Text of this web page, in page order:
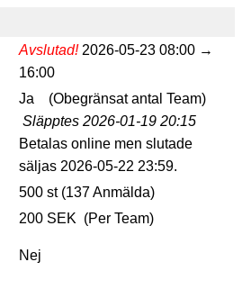
Avslutad!2026-05-23 08:00 →
16:00
Ja (Obegränsat antal Team)
Släpptes 2026-01-19 20:15
Betalas online men slutade
säljas 2026-05-22 23:59.
500 st (137Anmälda)
200 SEK (Per Team)
Nej